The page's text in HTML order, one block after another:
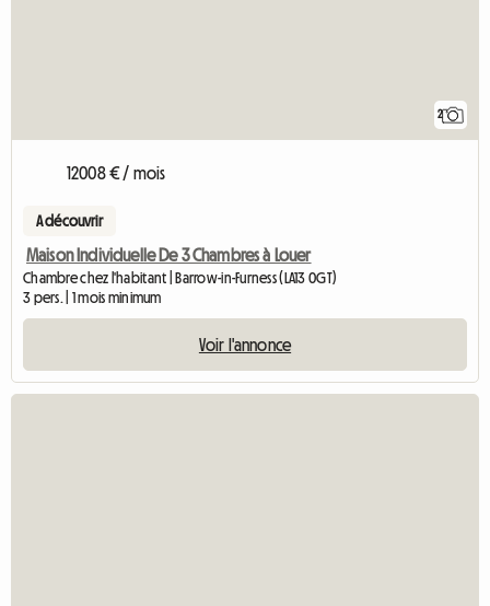
2
12008 € / mois
A découvrir
Maison Individuelle De 3 Chambres à Louer
Chambre chez l'habitant | Barrow-in-Furness (LA13 0GT)
3 pers. | 1 mois minimum
Voir l'annonce